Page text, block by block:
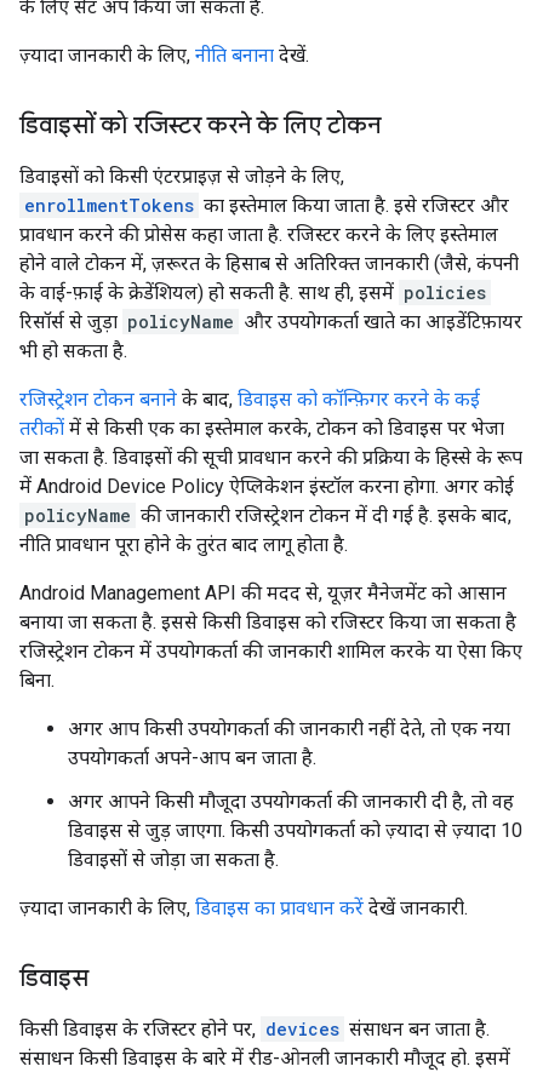
के लिए सेट अप किया जा सकता है.
ज़्यादा जानकारी के लिए, नीति बनाना देखें.
डिवाइसों को रजिस्टर करने के लिए टोकन
डिवाइसों को किसी एंटरप्राइज़ से जोड़ने के लिए,
enrollmentTokens का इस्तेमाल किया जाता है. इसे रजिस्टर और
प्रावधान करने की प्रोसेस कहा जाता है. रजिस्टर करने के लिए इस्तेमाल
होने वाले टोकन में, ज़रूरत के हिसाब से अतिरिक्त जानकारी (जैसे, कंपनी
के वाई-फ़ाई के क्रेडेंशियल) हो सकती है. साथ ही, इसमें policies
रिसॉर्स से जुड़ा policyName और उपयोगकर्ता खाते का आइडेंटिफ़ायर
भी हो सकता है.
रजिस्ट्रेशन टोकन बनाने के बाद, डिवाइस को कॉन्फ़िगर करने के कई
तरीकों में से किसी एक का इस्तेमाल करके, टोकन को डिवाइस पर भेजा
जा सकता है. डिवाइसों की सूची प्रावधान करने की प्रक्रिया के हिस्से के रूप
में Android Device Policy ऐप्लिकेशन इंस्टॉल करना होगा. अगर कोई
policyName की जानकारी रजिस्ट्रेशन टोकन में दी गई है. इसके बाद,
नीति प्रावधान पूरा होने के तुरंत बाद लागू होता है.
Android Management API की मदद से, यूज़र मैनेजमेंट को आसान
बनाया जा सकता है. इससे किसी डिवाइस को रजिस्टर किया जा सकता है
रजिस्ट्रेशन टोकन में उपयोगकर्ता की जानकारी शामिल करके या ऐसा किए
बिना.
अगर आप किसी उपयोगकर्ता की जानकारी नहीं देते, तो एक नया
उपयोगकर्ता अपने-आप बन जाता है.
अगर आपने किसी मौजूदा उपयोगकर्ता की जानकारी दी है, तो वह
डिवाइस से जुड़ जाएगा. किसी उपयोगकर्ता को ज़्यादा से ज़्यादा 10
डिवाइसों से जोड़ा जा सकता है.
ज़्यादा जानकारी के लिए, डिवाइस का प्रावधान करें देखें जानकारी.
डिवाइस
किसी डिवाइस के रजिस्टर होने पर, devices संसाधन बन जाता है.
संसाधन किसी डिवाइस के बारे में रीड-ओनली जानकारी मौजूद हो. इसमें